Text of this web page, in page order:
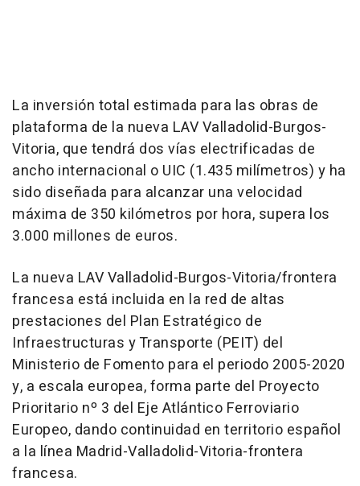
La inversión total estimada para las obras de
plataforma de la nueva LAV Valladolid-Burgos-
Vitoria, que tendrá dos vías electrificadas de
ancho internacional o UIC (1.435 milímetros) y ha
sido diseñada para alcanzar una velocidad
máxima de 350 kilómetros por hora, supera los
3.000 millones de euros.
La nueva LAV Valladolid-Burgos-Vitoria/frontera
francesa está incluida en la red de altas
prestaciones del Plan Estratégico de
Infraestructuras y Transporte (PEIT) del
Ministerio de Fomento para el periodo 2005-2020
y, a escala europea, forma parte del Proyecto
Prioritario nº 3 del Eje Atlántico Ferroviario
Europeo, dando continuidad en territorio español
a la línea Madrid-Valladolid-Vitoria-frontera
francesa.